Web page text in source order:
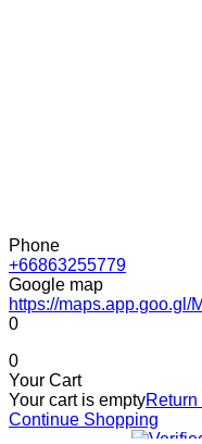
Phone
+66863255779
Google map
https://maps.app.goo.gl/
0
0
Your Cart
Your cart is empty
Continue Shopping